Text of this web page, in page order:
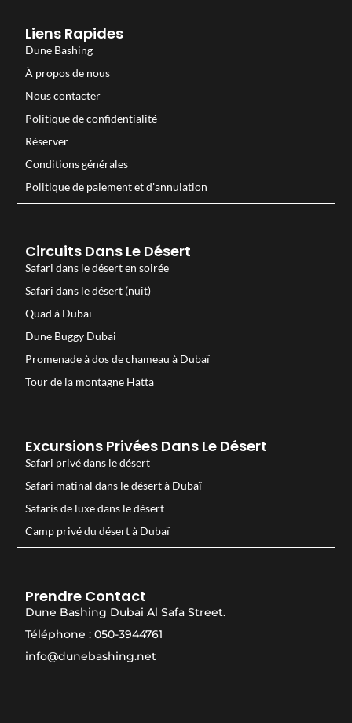
Liens Rapides
Dune Bashing
À propos de nous
Nous contacter
Politique de confidentialité
Réserver
Conditions générales
Politique de paiement et d'annulation
Circuits Dans Le Désert
Safari dans le désert en soirée
Safari dans le désert (nuit)
Quad à Dubaï
Dune Buggy Dubai
Promenade à dos de chameau à Dubaï
Tour de la montagne Hatta
Excursions Privées Dans Le Désert
Safari privé dans le désert
Safari matinal dans le désert à Dubaï
Safaris de luxe dans le désert
Camp privé du désert à Dubaï
Prendre Contact
Dune Bashing Dubai Al Safa Street.
Téléphone : 050-3944761
info@dunebashing.net